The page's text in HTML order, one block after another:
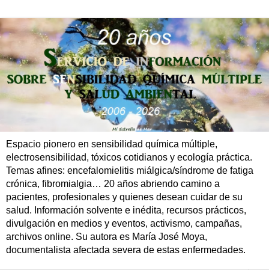
Espacio pionero en sensibilidad química múltiple,
electrosensibilidad, tóxicos cotidianos y ecología práctica.
Temas afines: encefalomielitis miálgica/síndrome de fatiga
crónica, fibromialgia… 20 años abriendo camino a
pacientes, profesionales y quienes desean cuidar de su
salud. Información solvente e inédita, recursos prácticos,
divulgación en medios y eventos, activismo, campañas,
archivos online. Su autora es María José Moya,
documentalista afectada severa de estas enfermedades.